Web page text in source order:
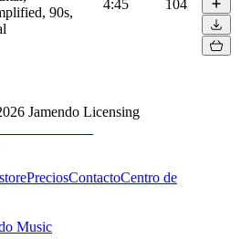
90s,
4:45 104
Jamendo Licensing
PreciosContactoCentro de
Music